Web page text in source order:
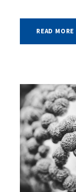
READ MORE